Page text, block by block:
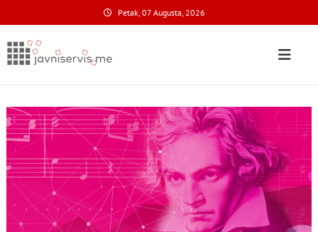
to
content
Petak, 07 Augusta, 2026
Javni Servis